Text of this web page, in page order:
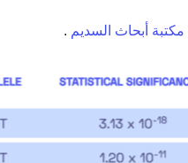
مكتبة أبحاث السديم .